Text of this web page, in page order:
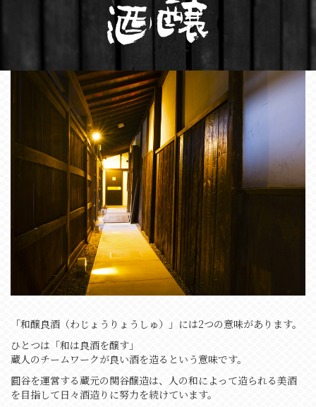
「和醸良酒（わじょうりょうしゅ）」には2つの意味があります。
ひとつは「和は良酒を醸す」
蔵人のチームワークが良い酒を造るという意味です。
圓谷を運営する蔵元の関谷醸造は、人の和によって造られる美酒
を目指して日々酒造りに努力を続けています。